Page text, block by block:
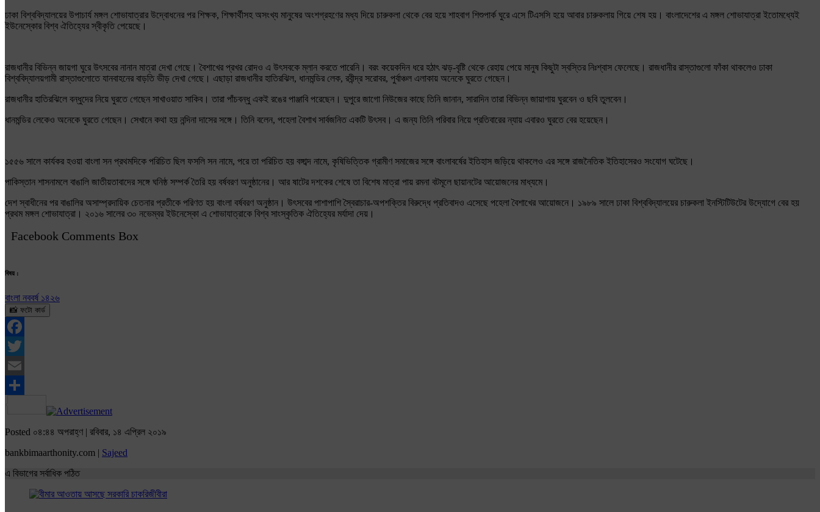
ঢাকা বিশ্ববিদ্যালয়ের উপাচার্য মঙ্গল শোভাযাত্রার উদ্বোধনের পর শিক্ষক, শিক্ষার্থীসহ অসংখ্য মানুষের অংশগ্রহণের মধ্য দিয়ে চারুকলা থেকে বের হয়ে শাহবাগ শিশুপার্ক ঘুরে এসে টিএসসি হয়ে আবার চারুকলায় গিয়ে শেষ হয়। বাংলাদেশের এ মঙ্গল শোভাযাত্রা ইতোমধ্যেই
ইউনেস্কোর বিশ্ব ঐতিহ্যের স্বীকৃতি পেয়েছে।
রাজধানীর বিভিন্ন জায়গা ঘুরে উৎসবের নানান মাত্রা দেখা গেছে। বৈশাখের প্রখর রোদও এ উৎসবকে ম্লান করতে পারেনি। বরং কয়েকদিন ধরে হঠাৎ ঝড়-বৃষ্টি থেকে রেহায় পেয়ে মানুষ কিছুটা স্বস্তির নিঃশ্বাস ফেলেছে। রাজধানীর রাস্তাগুলো ফাঁকা থাকলেও ঢাকা
বিশ্ববিদ্যালয়গামী রাস্তাগুলোতে যানবাহনের বাড়তি ভীড় দেখা গেছে। এছাড়া রাজধানীর হাতিরঝিল, ধানমন্ডির লেক, রবীন্দ্র সরোবর, পুর্বাঞ্চল এলাকায় অনেকে ঘুরতে গেছেন।
রাজধানীর হাতিরঝিলে বন্ধুদের নিয়ে ঘুরতে গেছেন সাখাওয়াত সাকিব। তারা পাঁচবন্ধু একই রঙের পাঞ্জাবি পরেছেন। দুপুরে জাগো নিউজের কাছে তিনি জানান, সারাদিন তারা বিভিন্ন জায়াগায় ঘুরবেন ও ছবি তুলবেন।
ধানমন্ডির লেকেও অনেকে ঘুরতে গেছেন। সেখানে কথা হয় নন্দিনা দাসের সঙ্গে। তিনি বলেন, পহেলা বৈশাখ সার্বজনিত একটি উৎসব। এ জন্য তিনি পরিবার নিয়ে প্রতিবারের ন্যায় এবারও ঘুরতে বের হয়েছেন।
১৫৫৬ সালে কার্যকর হওয়া বাংলা সন প্রথমদিকে পরিচিত ছিল ফসলি সন নামে, পরে তা পরিচিত হয় বঙ্গাব্দ নামে, কৃষিভিত্তিক গ্রামীণ সমাজের সঙ্গে বাংলাবর্ষের ইতিহাস জড়িয়ে থাকলেও এর সঙ্গে রাজনৈতিক ইতিহাসেরও সংযোগ ঘটেছে।
পাকিস্তান শাসনামলে বাঙালি জাতীয়তাবাদের সঙ্গে ঘনিষ্ঠ সম্পর্ক তৈরি হয় বর্ষবরণ অনুষ্ঠানের। আর ষাটের দশকের শেষে তা বিশেষ মাত্রা পায় রমনা বটমূলে ছায়ানটের আয়োজনের মাধ্যমে।
দেশ স্বাধীনের পর বাঙালির অসাম্প্রদায়িক চেতনার প্রতীকে পরিণত হয় বাংলা বর্ষবরণ অনুষ্ঠান। উৎসবের পাশাপাশি স্বৈরাচার-অপশক্তির বিরুদ্ধে প্রতিবাদও এসেছে পহেলা বৈশাখের আয়োজনে। ১৯৮৯ সালে ঢাকা বিশ্ববিদ্যালয়ের চারুকলা ইনস্টিটিউটের উদ্যোগে বের হয়
প্রথম মঙ্গল শোভাযাত্রা। ২০১৬ সালের ৩০ নভেম্বর ইউনেস্কো এ শোভাযাত্রাকে বিশ্ব সাংস্কৃতিক ঐতিহ্যের মর্যাদা দেয়।
Facebook Comments Box
বিষয় :
বাংলা নববর্ষ ১৪২৬
📸 ফটো কার্ড
Facebook
Twitter
Email
Share
Posted ০৪:৪৪ অপরাহ্ণ | রবিবার, ১৪ এপ্রিল ২০১৯
bankbimaarthonity.com | Sajeed
এ বিভাগের সর্বাধিক পঠিত